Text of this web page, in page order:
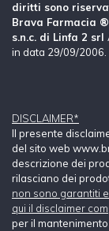
diritti sono
Brava Farmacia
s.n.c. di Linfa 2 srl
in data 29/09/2006.
DISCLAIMER*
Il presente
del sito web
descrizione dei
rilasciano dei
non sono garantiti
qui il disclaimer
per il